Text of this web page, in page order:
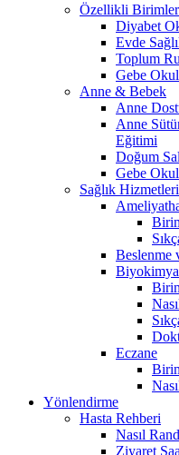
Özellikli Birimler
Diyabet
Evde
Toplum
Gebe
Anne & Bebek
Anne
Anne
Eğitimi
Doğum
Gebe
Sağlık
Beslenme
Eczane
Yönlendirme
Hasta Rehberi
Nasıl
Ziyaret